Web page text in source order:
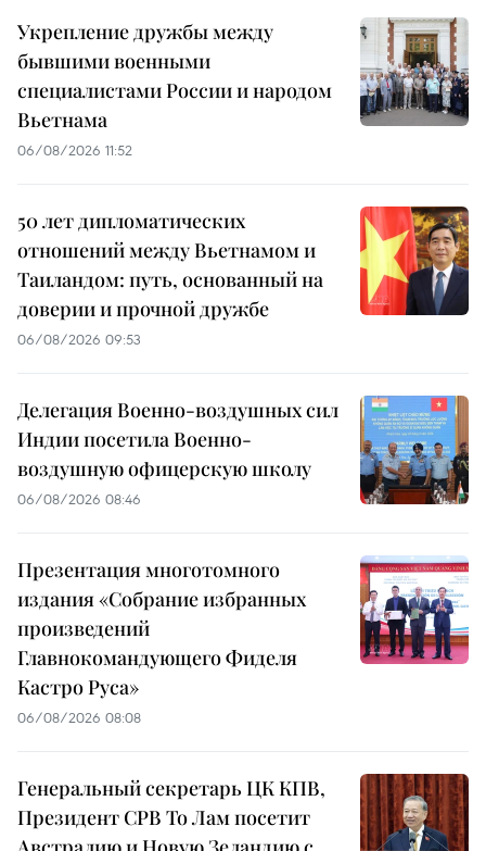
Укрепление дружбы между
бывшими военными
специалистами России и народом
Вьетнама
06/08/2026 11:52
50 лет дипломатических
отношений между Вьетнамом и
Таиландом: путь, основанный на
доверии и прочной дружбе
06/08/2026 09:53
Делегация Военно-воздушных сил
Индии посетила Военно-
воздушную офицерскую школу
06/08/2026 08:46
Презентация многотомного
издания «Собрание избранных
произведений
Главнокомандующего Фиделя
Кастро Руса»
06/08/2026 08:08
Генеральный секретарь ЦК КПВ,
Президент СРВ То Лам посетит